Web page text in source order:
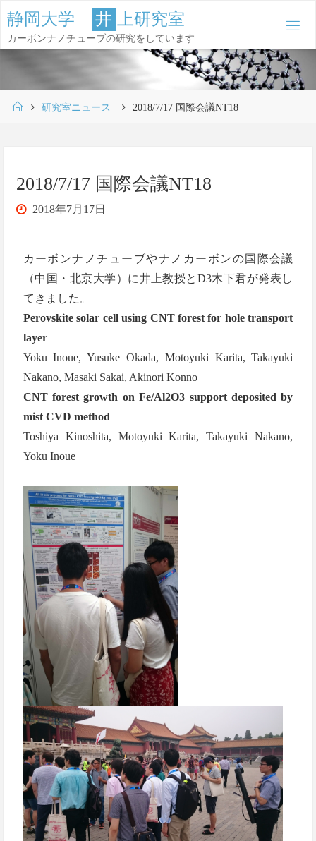
コ
ン
テ
ツ
静岡大学 井 上研究室
カーボンナノチューブの研究をしています
ホ
研究室ニュース 2018/7/17 国際会議NT18
2018/7/17 国際会議NT18
2018年7月17日
カーボンナノチューブやナノカーボンの国際会議
（中国・北京大学）に井上教授とD3木下君が発表し
てきました。
Perovskite solar cell using CNT forest for hole transport
layer
Yoku Inoue, Yusuke Okada, Motoyuki Karita, Takayuki
Nakano, Masaki Sakai, Akinori Konno
CNT forest growth on Fe/Al2O3 support deposited by
mist CVD method
Toshiya Kinoshita, Motoyuki Karita, Takayuki Nakano,
Yoku Inoue